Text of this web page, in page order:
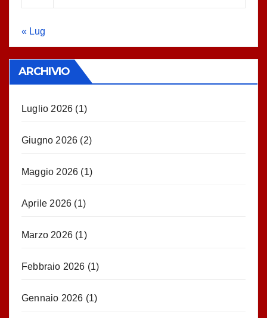
« Lug
ARCHIVIO
Luglio 2026 (1)
Giugno 2026 (2)
Maggio 2026 (1)
Aprile 2026 (1)
Marzo 2026 (1)
Febbraio 2026 (1)
Gennaio 2026 (1)